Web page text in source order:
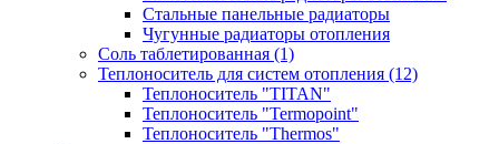
Стальные панельные радиаторы
Чугунные радиаторы отопления
Соль таблетированная (1)
Теплоноситель для систем отопления (12)
Теплоноситель "TITAN"
Теплоноситель "Termopoint"
Теплоноситель "Thermos"